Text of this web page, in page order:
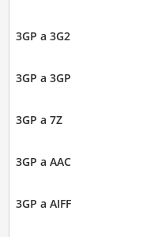
3GP a 3G2
3GP a 3GP
3GP a 7Z
3GP a AAC
3GP a AIFF